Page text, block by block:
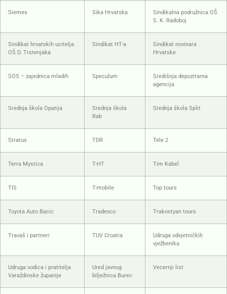
Siemes Sika Hrvatska
Sindikalna podružnica OŠ
S. K. Radoboj
Sindikat hrvatskih ucitelja
OŠ D. Trstenjaka
Sindikat HT-a
Sindikat novinara
Hrvatske
SOS – zajednica mladih Speculum
Središnja depozitarna
agencija
Srednja škola Opatija
Srednja škola
Rab
Srednja škola Split
Stratus TDR Tele 2
Terra Mystica T-HT Tim Kabel
TIS T-mobile Top tours
Toyota Auto Bacic Tradexco Trakostyan tours
Travaš i partneri TUV Croatia
Udruga odvjetničkih
vježbenika
Udruga vodica i pratitelja
Varaždinske županije
Ured javnog
bilježnica Burec
Vecernji list